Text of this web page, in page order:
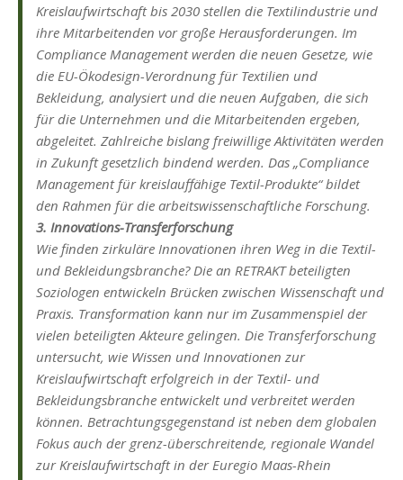
Kreislaufwirtschaft bis 2030 stellen die Textilindustrie und
ihre Mitarbeitenden vor große Herausforderungen. Im
Compliance Management werden die neuen Gesetze, wie
die EU-Ökodesign-Verordnung für Textilien und
Bekleidung, analysiert und die neuen Aufgaben, die sich
für die Unternehmen und die Mitarbeitenden ergeben,
abgeleitet. Zahlreiche bislang freiwillige Aktivitäten werden
in Zukunft gesetzlich bindend werden. Das „Compliance
Management für kreislauffähige Textil-Produkte“ bildet
den Rahmen für die arbeitswissenschaftliche Forschung.
3. Innovations-Transferforschung
Wie finden zirkuläre Innovationen ihren Weg in die Textil-
und Bekleidungsbranche? Die an RETRAKT beteiligten
Soziologen entwickeln Brücken zwischen Wissenschaft und
Praxis. Transformation kann nur im Zusammenspiel der
vielen beteiligten Akteure gelingen. Die Transferforschung
untersucht, wie Wissen und Innovationen zur
Kreislaufwirtschaft erfolgreich in der Textil- und
Bekleidungsbranche entwickelt und verbreitet werden
können. Betrachtungsgegenstand ist neben dem globalen
Fokus auch der grenz-überschreitende, regionale Wandel
zur Kreislaufwirtschaft in der Euregio Maas-Rhein